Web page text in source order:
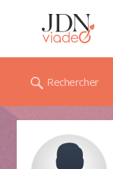
Rechercher